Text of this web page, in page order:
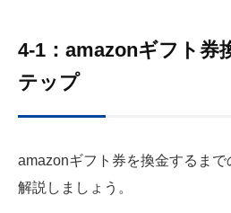
4-1：amazonギフト券
テップ
amazonギフト券を換金するまで
解説しましょう。